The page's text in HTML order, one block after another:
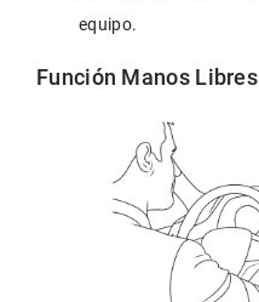
equipo.
Función Manos Libres